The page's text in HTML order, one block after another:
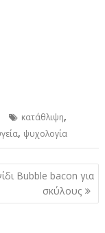
κατάθλιψη,
, ψυχολογία
Bubble bacon για
σκύλους